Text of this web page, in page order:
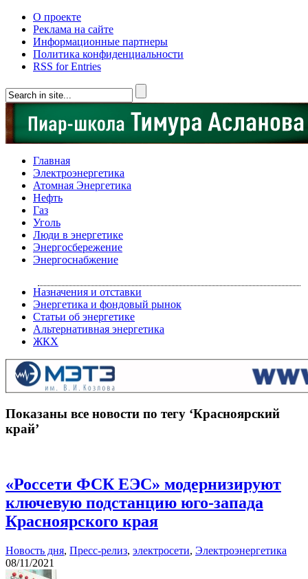
О проекте
Реклама на сайте
Информационные партнеры
Политика конфиденциальности
RSS for Entries
Главная
Электроэнергетика
Атомная Энергетика
Нефть
Газ
Уголь
Люди в энергетике
Энергосбережение
Энергоснабжение
Назначения и отставки
Энергетика и фондовый рынок
Статьи об энергетике
Альтернативная энергетика
ЖКХ
Показаны все новости по тегу ‘Красноярский
край’
«Россети ФСК ЕЭС» модернизируют
ключевую подстанцию юго-запада
Красноярского края
Новость дня, Пресс-релиз, электросети, Электроэнергетика
08/11/2021